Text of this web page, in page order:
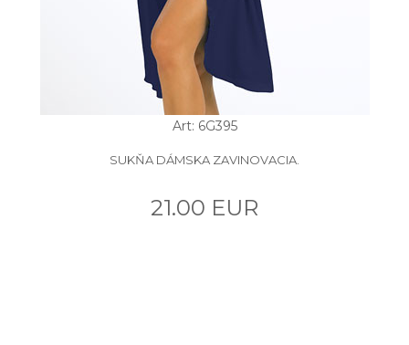
Art: 6G395
SUKŇA DÁMSKA ZAVINOVACIA.
21.00 EUR